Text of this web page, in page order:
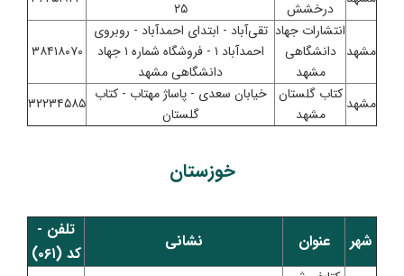
درخشش
۲۵
مشهد
انتشارات جهاد
دانشگاهی
مشهد
تقی‌آباد - ابتدای احمد‌آباد - روبروی
احمدآباد ۱ - فروشگاه شماره ۱ جهاد
دانشگاهی مشهد
۳۸۴۱۸۰۷۰
مشهد کتاب گلستان
مشهد
خیابان سعدی - پاساژ مهتاب - کتاب
گلستان
۳۲۲۳۴۵۸۵
خوزستان
شهر عنوان نشانی
تلفن -
کد (۰۶۱)